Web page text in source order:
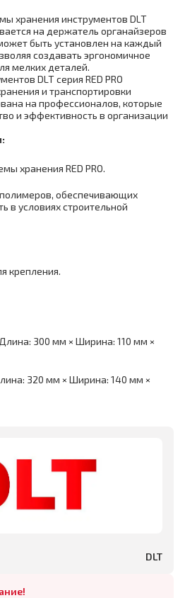
хранения инструментов DLT
на держатель органайзеров
быть установлен на каждый
создавать эргономичное
мелких деталей.
DLT серия RED PRO
и транспортировки
на профессионалов, которые
и эффективность в организации
хранения RED PRO.
обеспечивающих
в условиях строительной
крепления.
300 мм × Ширина: 110 мм ×
320 мм × Ширина: 140 мм ×
DLT